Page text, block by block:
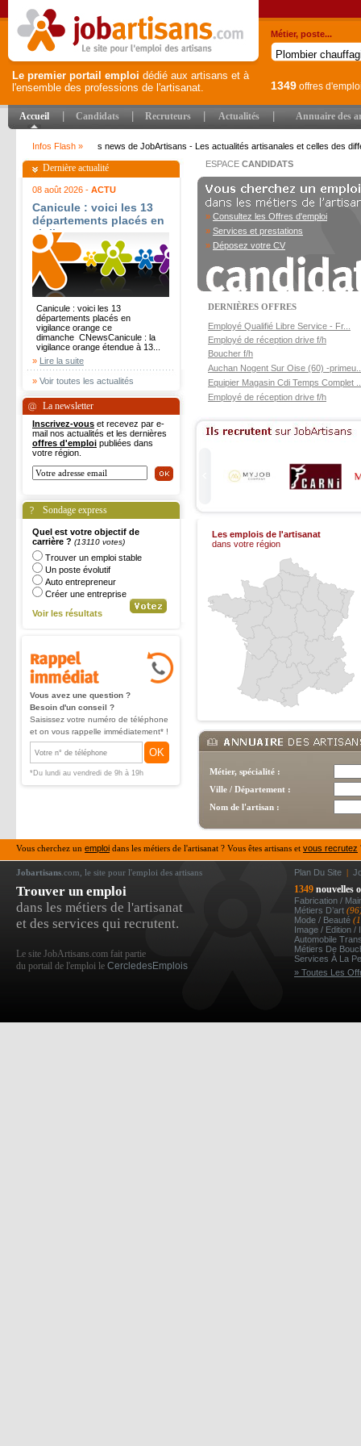
Le premier portail emploi dédié aux artisans et à
l'ensemble des professions de l'artisanat.
Métier, poste...
1349 offres
Accueil Candidats Recruteurs Actualités Annuaire des
Infos Flash » news de JobArtisans - Les actualités artisanales et celles des
JobArtisans - Les actualités artisanales et celles des différentes entreprises du
artisanales et celles des différentes entreprises du secteur
Dernière actualité
08 août 2026 - ACTU
Canicule : voici les 13
départements placés en
vigilance orange ce
dimanche - CNews
Canicule : voici les 13
départements placés en
vigilance orange ce
dimanche CNewsCanicule : la
vigilance orange étendue à 13...
» Lire la suite
» Voir toutes les actualités
La newsletter
Inscrivez-vous et recevez par e-
mail nos actualités et les dernières
offres d'emploi publiées dans
votre région.
Sondage express
Quel est votre objectif de
carrière ? (13110 votes)
Trouver un emploi stable
Un poste évolutif
Auto entrepreneur
Créer une entreprise
Voir les résultats
Vous avez une question ?
Besoin d'un conseil ?
Saisissez votre numéro de téléphone
et on vous rappelle immédiatement* !
OK
*Du lundi au vendredi de 9h à 19h
ESPACE CANDIDATS
» Consultez les Offres d'emploi
» Services et prestations
» Déposez votre CV
DERNIÈRES OFFRES
Employé Qualifié Libre Service - Fr...
Employé de réception drive f/h
Boucher f/h
Auchan Nogent Sur Oise (60) -
Equipier Magasin Cdi Temps Complet
Employé de réception drive f/h
Les emplois de l'artisanat
dans votre région
Métier, spécialité :
Ville / Département :
Nom de l'artisan :
Vous cherchez un emploi dans les métiers de l'artisanat ? Vous êtes artisans et vous recrutez
Jobartisans .com, le site pour l'emploi des artisans Plan Du Site |
Trouver un emploi
dans les métiers de l'artisanat
et des services qui recrutent.
Le site JobArtisans.com fait partie
du portail de l'emploi le CercledesEmplois
1349 nouvelles
Fabrication /
Métiers D’art
Mode / Beauté
Image / Edition /
Automobile
Métiers De
Services À La
» Toutes Les